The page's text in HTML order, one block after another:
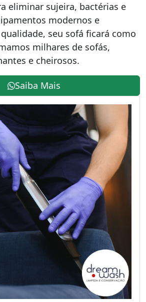
eliminar sujeira, bactérias e
modernos e
seu sofá ficará como
milhares de sofás,
e cheirosos.
Saiba Mais